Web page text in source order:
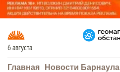
6 августа
Главная Новости Барнаула